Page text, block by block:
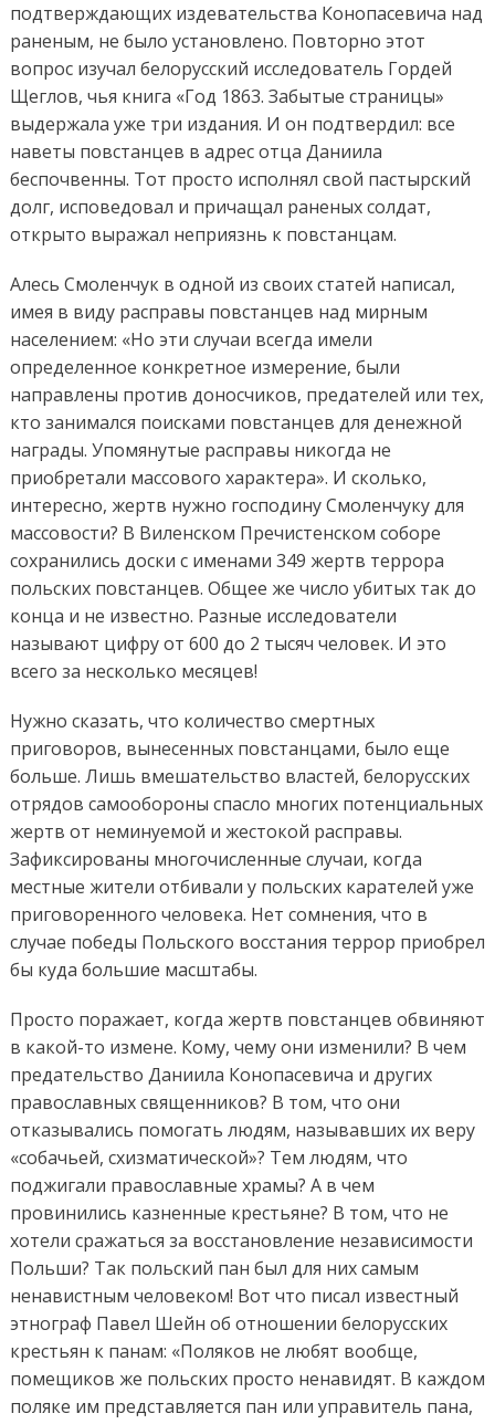
подтверждающих издевательства Конопасевича над
раненым, не было установлено. Повторно этот
вопрос изучал белорусский исследователь Гордей
Щеглов, чья книга «Год 1863. Забытые страницы»
выдержала уже три издания. И он подтвердил: все
наветы повстанцев в адрес отца Даниила
беспочвенны. Тот просто исполнял свой пастырский
долг, исповедовал и причащал раненых солдат,
открыто выражал неприязнь к повстанцам.
Алесь Смоленчук в одной из своих статей написал,
имея в виду расправы повстанцев над мирным
населением: «Но эти случаи всегда имели
определенное конкретное измерение, были
направлены против доносчиков, предателей или тех,
кто занимался поисками повстанцев для денежной
награды. Упомянутые расправы никогда не
приобретали массового характера». И сколько,
интересно, жертв нужно господину Смоленчуку для
массовости? В Виленском Пречистенском соборе
сохранились доски с именами 349 жертв террора
польских повстанцев. Общее же число убитых так до
конца и не известно. Разные исследователи
называют цифру от 600 до 2 тысяч человек. И это
всего за несколько месяцев!
Нужно сказать, что количество смертных
приговоров, вынесенных повстанцами, было еще
больше. Лишь вмешательство властей, белорусских
отрядов самообороны спасло многих потенциальных
жертв от неминуемой и жестокой расправы.
Зафиксированы многочисленные случаи, когда
местные жители отбивали у польских карателей уже
приговоренного человека. Нет сомнения, что в
случае победы Польского восстания террор приобрел
бы куда большие масштабы.
Просто поражает, когда жертв повстанцев обвиняют
в какой-то измене. Кому, чему они изменили? В чем
предательство Даниила Конопасевича и других
православных священников? В том, что они
отказывались помогать людям, называвших их веру
«собачьей, схизматической»? Тем людям, что
поджигали православные храмы? А в чем
провинились казненные крестьяне? В том, что не
хотели сражаться за восстановление независимости
Польши? Так польский пан был для них самым
ненавистным человеком! Вот что писал известный
этнограф Павел Шейн об отношении белорусских
крестьян к панам: «Поляков не любят вообще,
помещиков же польских просто ненавидят. В каждом
поляке им представляется пан или управитель пана,